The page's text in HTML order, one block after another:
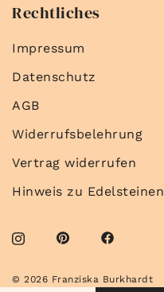
Rechtliches
Impressum
Datenschutz
AGB
Widerrufsbelehrung
Vertrag widerrufen
Hinweis zu Edelsteinen
© 2026 Franziska Burkhardt